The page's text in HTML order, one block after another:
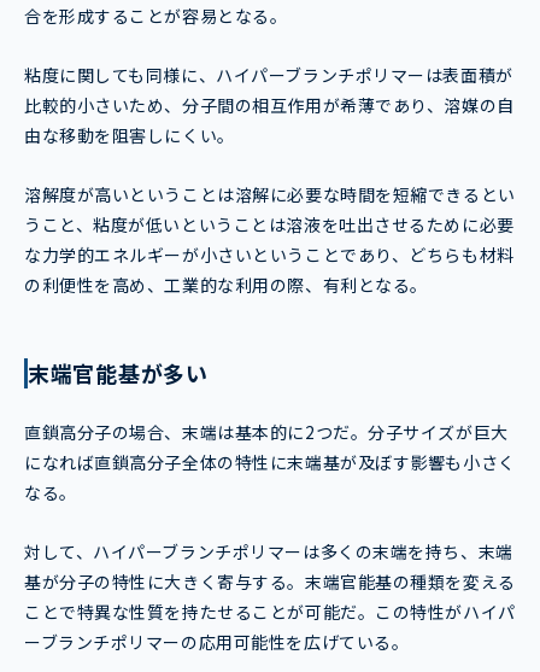
合を形成することが容易となる。
粘度に関しても同様に、ハイパーブランチポリマーは表面積が
比較的小さいため、分子間の相互作用が希薄であり、溶媒の自
由な移動を阻害しにくい。
溶解度が高いということは溶解に必要な時間を短縮できるとい
うこと、粘度が低いということは溶液を吐出させるために必要
な力学的エネルギーが小さいということであり、どちらも材料
の利便性を高め、工業的な利用の際、有利となる。
末端官能基が多い
直鎖高分子の場合、末端は基本的に2つだ。分子サイズが巨大
になれば直鎖高分子全体の特性に末端基が及ぼす影響も小さく
なる。
対して、ハイパーブランチポリマーは多くの末端を持ち、末端
基が分子の特性に大きく寄与する。末端官能基の種類を変える
ことで特異な性質を持たせることが可能だ。この特性がハイパ
ーブランチポリマーの応用可能性を広げている。